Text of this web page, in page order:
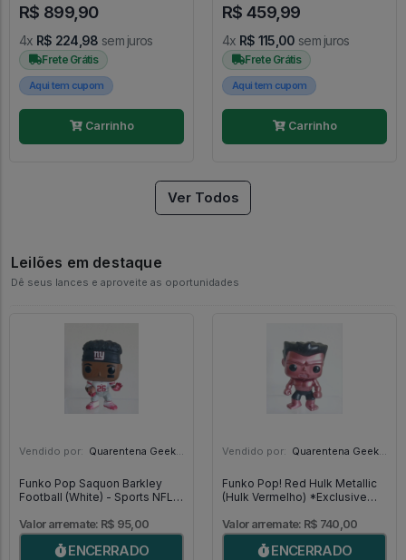
Aranhaverso #529
R$ 899,90
4x R$ 224,98 sem juros
Frete Grátis
Aqui tem cupom
Carrinho
R$ 459,99
4x R$ 115,00 sem juros
Frete Grátis
Aqui tem cupom
Carrinho
Ver Todos
Leilões em destaque
Dê seus lances e aproveite as oportunidades
Vendido por: Quarentena Geek Store - SP
Funko Pop Saquon Barkley
Football (White) - Sports NFL
Valor arremate: R$ 95,00
ENCERRADO
Vendido por: Quarentena Geek Store - SP
Funko Pop! Red Hulk Metallic
(Hulk Vermelho) *Exclusive
Marvel #31
Valor arremate: R$ 740,00
ENCERRADO